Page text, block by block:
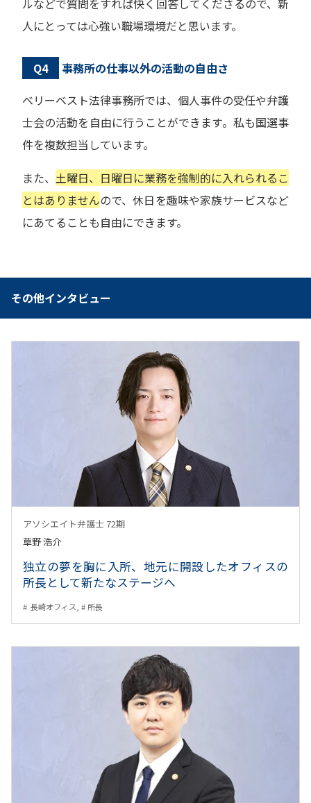
人にとっては心強い職場環境だと思います。
Q4
事務所の仕事以外の活動の自由さ
べリーベスト法律事務所では、個人事件の受任や弁護
士会の活動を自由に行うことができます。私も国選事
件を複数担当しています。
また、 土曜日、日曜日に業務を強制的に入れられるこ
とはありませんので、休日を趣味や家族サービスなど
にあてることも自由にできます。
その他インタビュー
アソシエイト弁護士 72期
草野 浩介
独立の夢を胸に入所、地元に開設したオフィスの
所長として新たなステージへ
長崎オフィス, # 所長